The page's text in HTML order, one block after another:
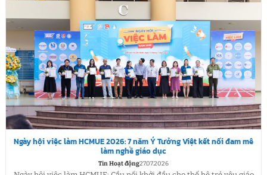
Ngày hội việc làm HCMUE 2026: 7 năm Ý Tưởng Việt kết nối đam mê
làm nghề giáo dục
Tin Hoạt động27.07.2026